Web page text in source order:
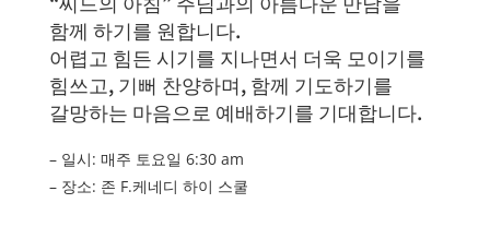
함께 하기를 원합니다.
어렵고 힘든 시기를 지나면서 더욱 모이기를
힘쓰고, 기뻐 찬양하며, 함께 기도하기를
갈망하는 마음으로 예배하기를 기대합니다.
– 일시: 매주 토요일 6:30 am
– 장소: 존 F.케네디 하이 스쿨